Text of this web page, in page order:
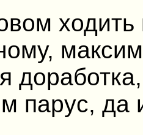
ходить
парус, да